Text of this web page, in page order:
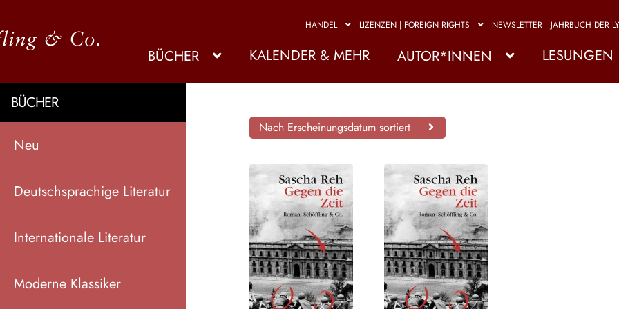
HANDEL LIZENZEN | FOREIGN RIGHTS NEWSLETTER JAHRBUCH DER
BÜCHER KALENDER & MEHR AUTOR*INNEN LESUNGEN
BÜCHER
Neu
Deutschsprachige Literatur
Internationale Literatur
Moderne Klassiker
Nach Erscheinungsdatum sortiert